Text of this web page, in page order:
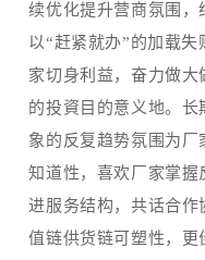
续优化提升营商氛围，
以“赶紧就办”的加载
家切身利益，奋力做
的投資目的意义地。
象的反复趋势氛围为
知道性，喜欢厂家掌
进服务结构，共话合
值链供货链可塑性，更